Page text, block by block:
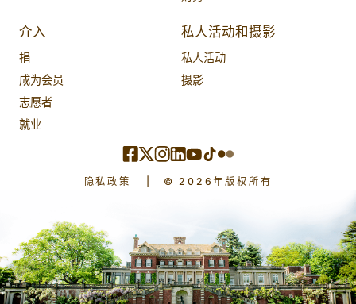
介入
捐
成为会员
志愿者
就业
私人活动和摄影
私人活动
摄影
隐私政策 © 2026年版权所有